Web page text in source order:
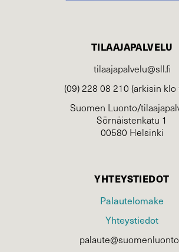
TILAAJAPALVELU
tilaajapalvelu@sll.fi
(09) 228 08 210 (arkisin klo
Suomen Luonto/
Sörnäistenkatu 1
00580 Helsinki
YHTEYSTIEDOT
Palautelomake
Yhteystiedot